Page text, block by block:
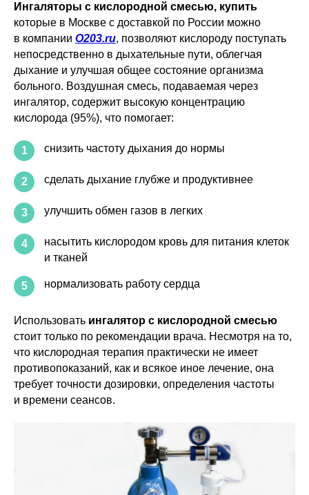
Ингаляторы с кислородной смесью, купить
которые в Москве с доставкой по России можно
в компании О203.ru, позволяют кислороду поступать
непосредственно в дыхательные пути, облегчая
дыхание и улучшая общее состояние организма
больного. Воздушная смесь, подаваемая через
ингалятор, содержит высокую концентрацию
кислорода (95%), что помогает:
1 снизить частоту дыхания до нормы
2 сделать дыхание глубже и продуктивнее
3 улучшить обмен газов в легких
4
насытить кислородом кровь для питания клеток
и тканей
5 нормализовать работу сердца
Использовать ингалятор с кислородной смесью
стоит только по рекомендации врача. Несмотря на то,
что кислородная терапия практически не имеет
противопоказаний, как и всякое иное лечение, она
требует точности дозировки, определения частоты
и времени сеансов.